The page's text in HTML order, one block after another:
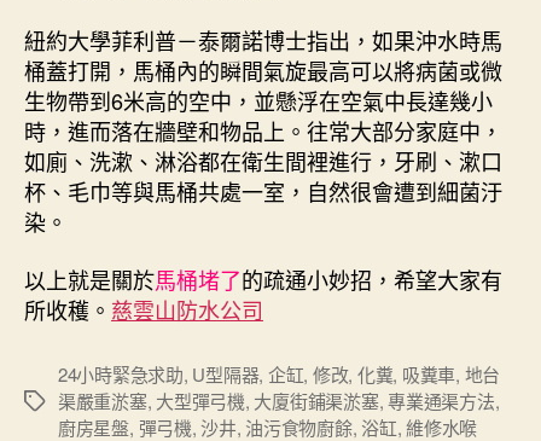
紐約大學菲利普－泰爾諾博士指出，如果沖水時馬
桶蓋打開，馬桶內的瞬間氣旋最高可以將病菌或微
生物帶到6米高的空中，並懸浮在空氣中長達幾小
時，進而落在牆壁和物品上。往常大部分家庭中，
如廁、洗漱、淋浴都在衛生間裡進行，牙刷、漱口
杯、毛巾等與馬桶共處一室，自然很會遭到細菌汙
染。
以上就是關於馬桶堵了的疏通小妙招，希望大家有
所收穫。 慈雲山防水公司
Tags
24小時緊急求助, U型隔器, 企缸, 修改, 化糞, 吸糞車, 地台
渠嚴重淤塞, 大型彈弓機, 大廈街鋪渠淤塞,專業通渠方法,
廚房星盤, 彈弓機,沙井, 油污食物廚餘, 浴缸,維修水喉